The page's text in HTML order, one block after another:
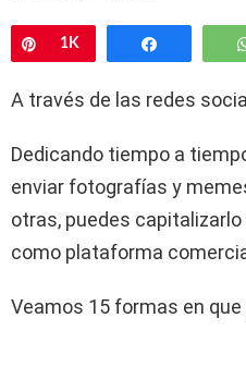
Pin
1K Compartir
A través de las redes
Dedicando tiempo a
enviar fotografías y
otras, puedes
como plataforma
Veamos 15 formas en